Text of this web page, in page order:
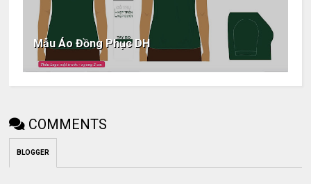
Mẫu Áo Đồng Phục DH
COMMENTS
BLOGGER